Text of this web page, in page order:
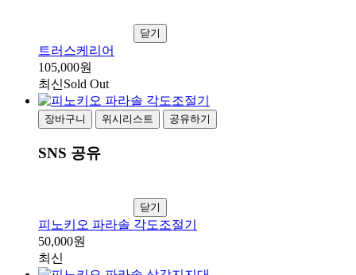
닫기
트러스케리어
105,000원
최신Sold Out
장바구니 위시리스트 공유하기
SNS 공유
닫기
피노키오 파라솔 각도조절기
50,000원
최신